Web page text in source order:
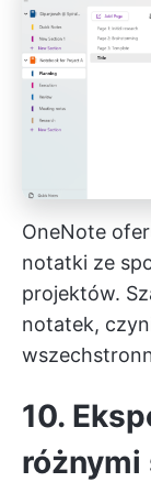
OneNote
notatki ze
projektów.
notatek,
10.